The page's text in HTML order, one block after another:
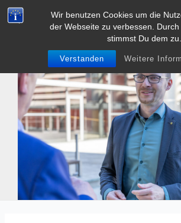
Wir benutzen Cookies um die
der Webseite zu verbessen.
stimmst Du dem zu.
Verstanden Weitere
Zum
Inhalt
Tobias Heller